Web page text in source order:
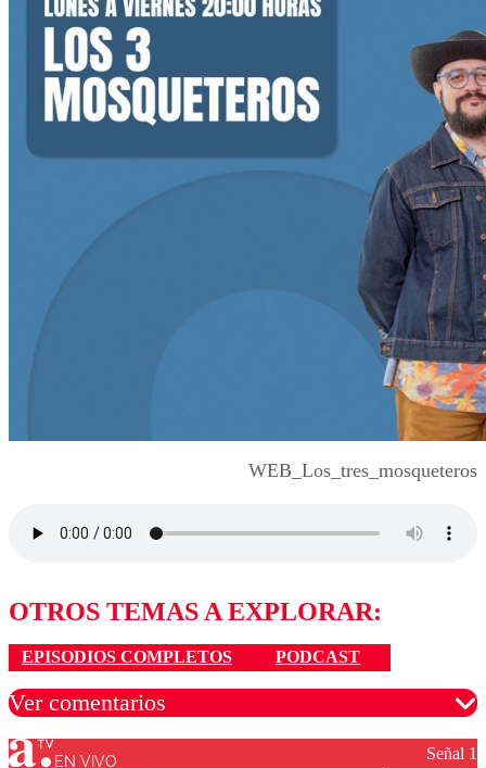
WEB_Los_tres_mosqueteros
OTROS TEMAS A EXPLORAR:
EPISODIOS COMPLETOS PODCAST
Ver comentarios
EN VIVO Señal 1